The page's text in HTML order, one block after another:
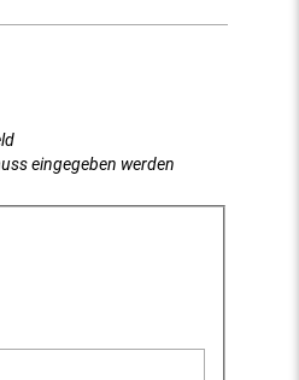
eingegeben werden